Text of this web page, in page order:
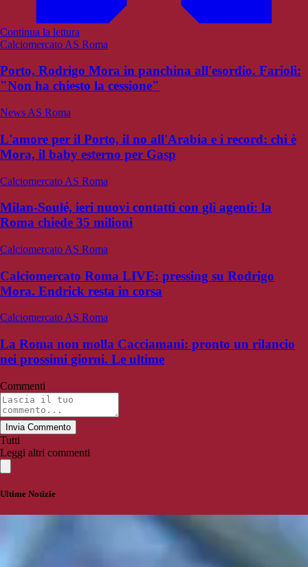
Continua la lettura
Calciomercato AS Roma
Porto, Rodrigo Mora in panchina all'esordio. Farioli:
"Non ha chiesto la cessione"
News AS Roma
L'amore per il Porto, il no all'Arabia e i record: chi è
Mora, il baby esterno per Gasp
Calciomercato AS Roma
Milan-Soulé, ieri nuovi contatti con gli agenti: la
Roma chiede 35 milioni
Calciomercato AS Roma
Calciomercato Roma LIVE: pressing su Rodrigo
Mora. Endrick resta in corsa
Calciomercato AS Roma
La Roma non molla Cacciamani: pronto un rilancio
nei prossimi giorni. Le ultime
Commenti
Invia Commento
Tutti
Leggi altri commenti
Ultime Notizie